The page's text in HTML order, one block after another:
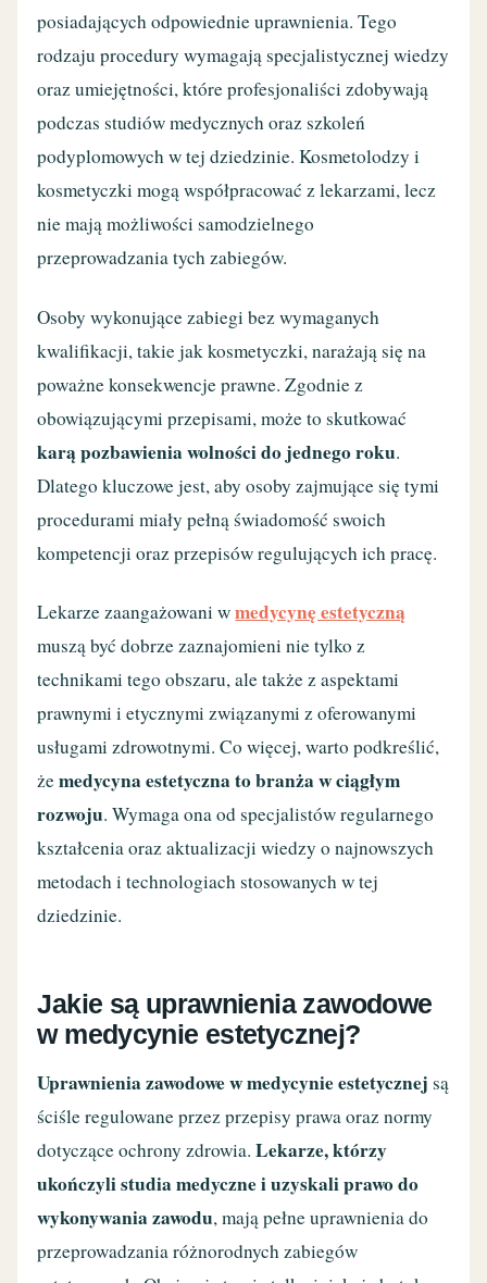
posiadających odpowiednie uprawnienia. Tego
rodzaju procedury wymagają specjalistycznej wiedzy
oraz umiejętności, które profesjonaliści zdobywają
podczas studiów medycznych oraz szkoleń
podyplomowych w tej dziedzinie. Kosmetolodzy i
kosmetyczki mogą współpracować z lekarzami, lecz
nie mają możliwości samodzielnego
przeprowadzania tych zabiegów.
Osoby wykonujące zabiegi bez wymaganych
kwalifikacji, takie jak kosmetyczki, narażają się na
poważne konsekwencje prawne. Zgodnie z
obowiązującymi przepisami, może to skutkować
karą pozbawienia wolności do jednego roku.
Dlatego kluczowe jest, aby osoby zajmujące się tymi
procedurami miały pełną świadomość swoich
kompetencji oraz przepisów regulujących ich pracę.
Lekarze zaangażowani wmedycynę estetyczną
muszą być dobrze zaznajomieni nie tylko z
technikami tego obszaru, ale także z aspektami
prawnymi i etycznymi związanymi z oferowanymi
usługami zdrowotnymi. Co więcej, warto podkreślić,
żemedycyna estetyczna to branża w ciągłym
rozwoju. Wymaga ona od specjalistów regularnego
kształcenia oraz aktualizacji wiedzy o najnowszych
metodach i technologiach stosowanych w tej
dziedzinie.
Jakie są uprawnienia zawodowe
w medycynie estetycznej?
Uprawnienia zawodowe w medycynie estetycznej są
ściśle regulowane przez przepisy prawa oraz normy
dotyczące ochrony zdrowia.Lekarze, którzy
ukończyli studia medyczne i uzyskali prawo do
wykonywania zawodu, mają pełne uprawnienia do
przeprowadzania różnorodnych zabiegów